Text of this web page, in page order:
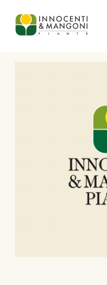
Skip to main content